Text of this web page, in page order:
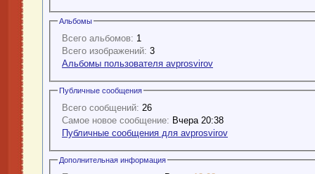
Альбомы
Всего альбомов: 1
Всего изображений: 3
Альбомы пользователя avprosvirov
Публичные сообщения
Всего сообщений: 26
Самое новое сообщение: Вчера 20:38
Публичные сообщения для avprosvirov
Дополнительная информация